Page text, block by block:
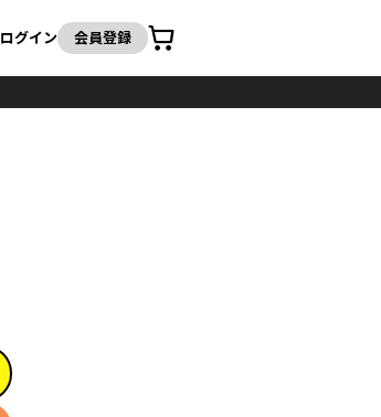
ログイン 会員登録
カート